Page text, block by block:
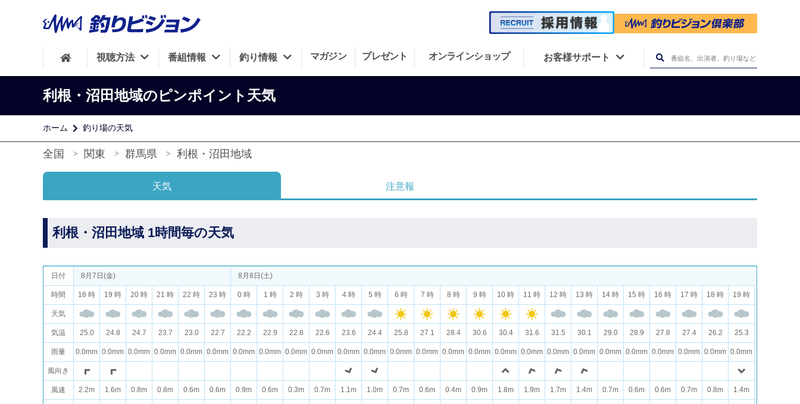
視聴方法 番組情報 釣り情報 マガジン プレゼント オンラインショップ お客様サポート
利根・沼田地域のピンポイント天気
ホーム 釣り場の天気
全国 関東 群馬県 利根・沼田地域
天気 注意報
利根・沼田地域 1時間毎の天気
日付
時間
天気
気温
雨量
風向き
風速
8月7日(金) 8月8日(土)
18 時 19 時 20 時 21 時 22 時 23 時 0 時 1 時 2 時 3 時 4 時 5 時 6 時 7 時 8 時 9 時 10 時 11 時 12 時 13 時 14 時 15 時 16 時 17 時 18 時 19 時
25.0 24.8 24.7 23.7 23.0 22.7 22.2 22.9 22.8 22.6 23.6 24.4 25.8 27.1 28.4 30.6 30.4 31.6 31.5 30.1 29.0 28.9 27.8 27.4 26.2 25.3
0.0mm 0.0mm 0.0mm 0.0mm 0.0mm 0.0mm 0.0mm 0.0mm 0.0mm 0.0mm 0.0mm 0.0mm 0.0mm 0.0mm 0.0mm 0.0mm 0.0mm 0.0mm 0.0mm 0.0mm 0.0mm 0.0mm 0.0mm 0.0mm 0.0mm 0.0mm
2.2m 1.6m 0.8m 0.8m 0.6m 0.6m 0.9m 0.6m 0.3m 0.7m 1.1m 1.0m 0.7m 0.6m 0.4m 0.9m 1.8m 1.9m 1.7m 1.4m 0.7m 0.6m 0.6m 0.7m 0.8m 1.4m